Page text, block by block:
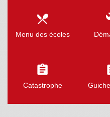
local_dining
Menu des écoles
assignment
Catastrophe